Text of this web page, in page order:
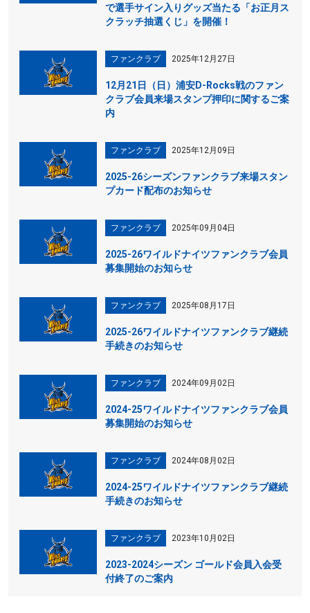
で選手サイン入りグッズ当たる「お正月ス
クラッチ抽選くじ」を開催！
ファンクラブ 2025年12月27日
12月21日（日）浦安D-Rocks戦のファン
クラブ会員来場スタンプ押印に関するご案
内
ファンクラブ 2025年12月09日
2025-26シーズンファンクラブ来場スタン
プカード配布のお知らせ
ファンクラブ 2025年09月04日
2025-26ワイルドナイツファンクラブ会員
募集開始のお知らせ
ファンクラブ 2025年08月17日
2025-26ワイルドナイツファンクラブ継続
手続きのお知らせ
ファンクラブ 2024年09月02日
2024-25ワイルドナイツファンクラブ会員
募集開始のお知らせ
ファンクラブ 2024年08月02日
2024-25ワイルドナイツファンクラブ継続
手続きのお知らせ
ファンクラブ 2023年10月02日
2023-2024シーズン ゴールド会員入会受
付終了のご案内